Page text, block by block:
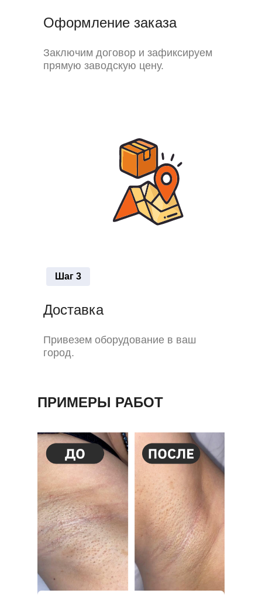
Шаг 3
Привезем оборудование в ваш
город.
Доставка
Заключим договор и зафиксируем
прямую заводскую цену.
Оформление заказа
ПРИМЕРЫ РАБОТ